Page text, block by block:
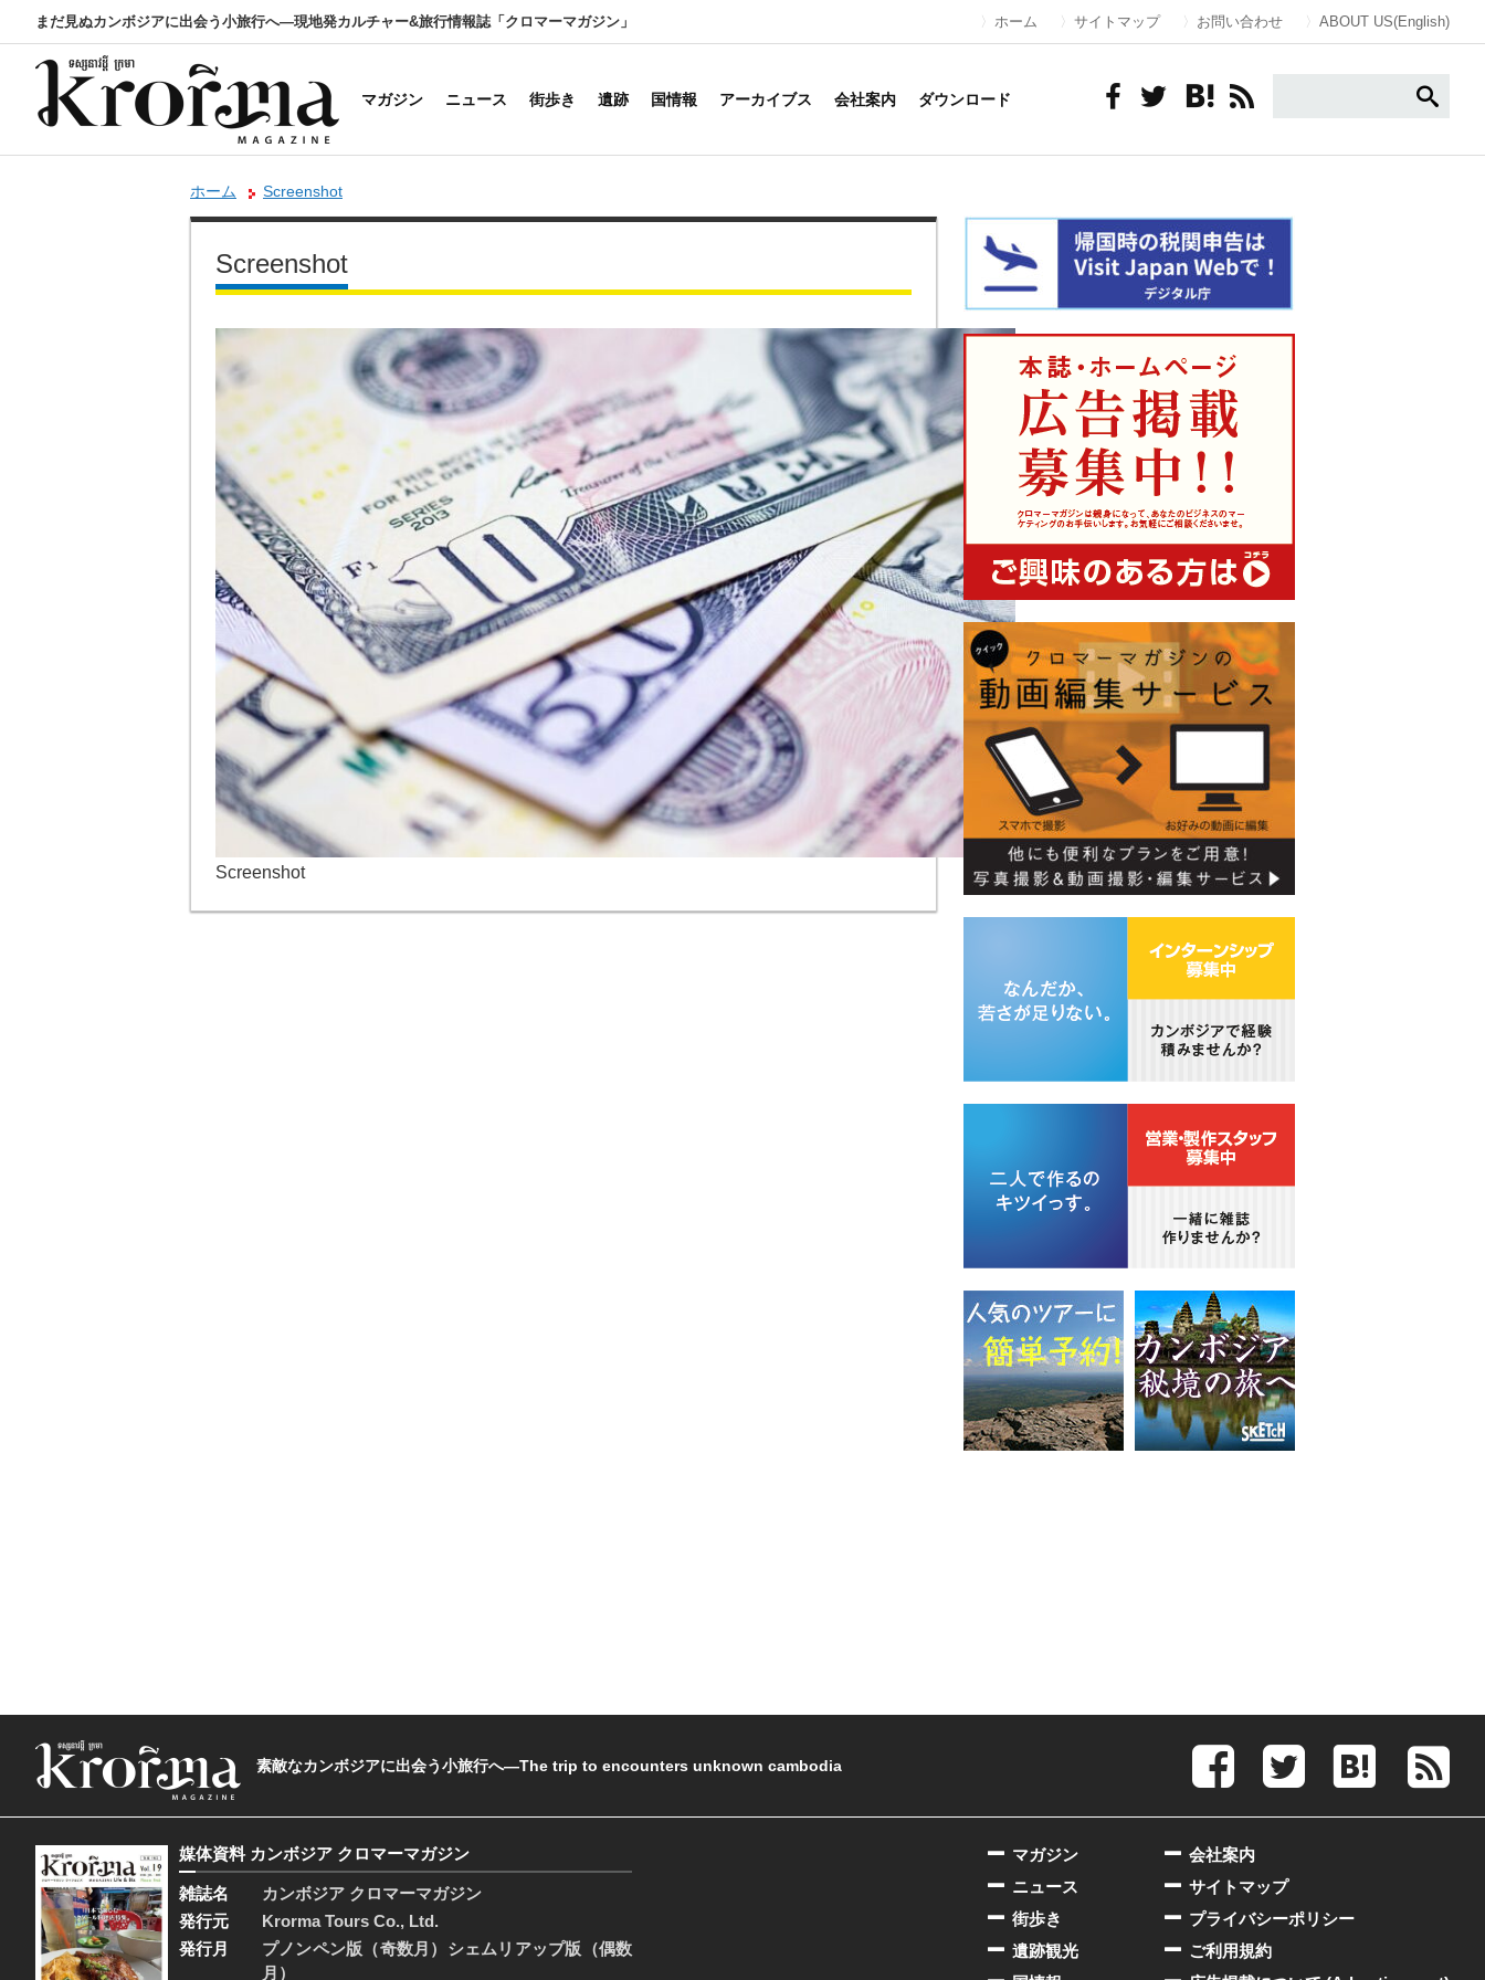
まだ見ぬカンボジアに出会う小旅行へ―現地発カルチャー&旅行情報誌「クロマーマガジン」 ホーム サイトマップ お問い合わせ ABOUT US(English)
マガジン ニュース 街歩き 遺跡 国情報 アーカイブス 会社案内 ダウンロード
ホーム Screenshot
Screenshot
Screenshot
素敵なカンボジアに出会う小旅行へ―The trip to encounters unknown cambodia
媒体資料 カンボジア クロマーマガジン
雑誌名
カンボジア クロマーマガジン
発行元
Krorma Tours Co., Ltd.
発行月
プノンペン版（奇数月）シェムリアップ版（偶数
月）
会社案内
サイトマップ
プライバシーポリシー
ご利用規約
マガジン
ニュース
街歩き
遺跡観光